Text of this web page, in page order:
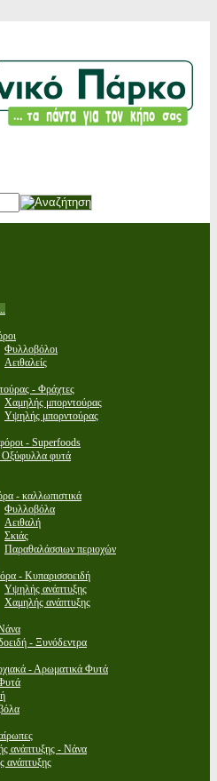
Φυλλοβόλοι
Αειθαλείς
- Φράχτες
Χαμηλής μπορντούρας
Υψηλής μπορντούρας
- Superfoods
Οξύφυλλα φυτά
- καλλωπιστικά
Φυλλοβόλα
Αειθαλή
Σκιάς
Παραθαλάσσιων περιοχών
- Κυπαρισσοειδή
Υψηλής ανάπτυξης
Χαμηλής ανάπτυξης
- Ξυνόδεντρα
- Αρωματικά Φυτά
ανάπτυξης - Νάνα
ανάπτυξης